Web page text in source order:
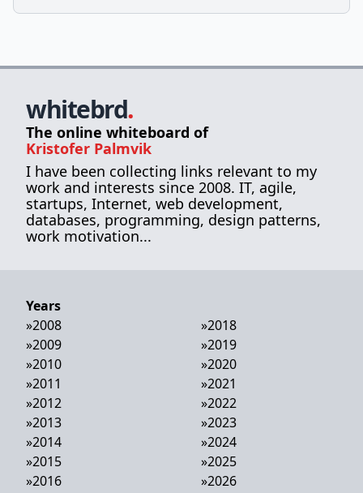
whitebrd.
The online whiteboard of
Kristofer Palmvik
I have been collecting links relevant to my
work and interests since 2008. IT, agile,
startups, Internet, web development,
databases, programming, design patterns,
work motivation...
Years
»2008
»2009
»2010
»2011
»2012
»2013
»2014
»2015
»2016
»2018
»2019
»2020
»2021
»2022
»2023
»2024
»2025
»2026